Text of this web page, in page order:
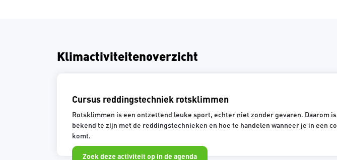
Klimactiviteitenoverzicht
Cursus reddingstechniek rotsklimmen
Rotsklimmen is een ontzettend leuke sport, echter niet zonder gevaren. Daarom
bekend te zijn met de reddingstechnieken en hoe te handelen wanneer je in een
komt.
Zoek deze activiteit op in de agenda